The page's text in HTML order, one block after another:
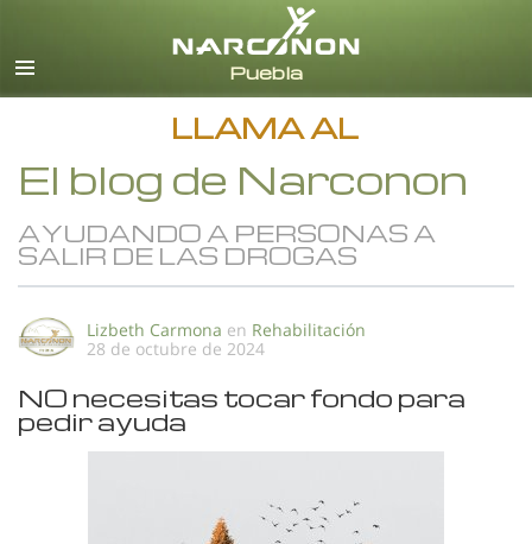
Español
Todas las Regiones/Idiomas
LLAMA AL
El blog de Narconon
AYUDANDO A PERSONAS A
SALIR DE LAS DROGAS
Lizbeth Carmona en Rehabilitación
28 de octubre de 2024
NO necesitas tocar fondo para
pedir ayuda